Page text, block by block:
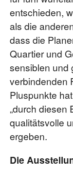
entschieden,
als die
dass die
Quartier und
sensiblen und
verbindenden
Pluspunkte
„durch diesen
qualitätsvolle
ergeben.
Die